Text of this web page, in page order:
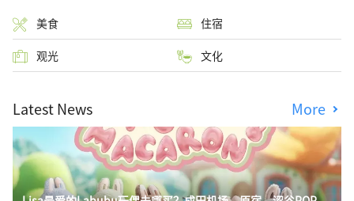
美食 住宿
观光 文化
Latest News More